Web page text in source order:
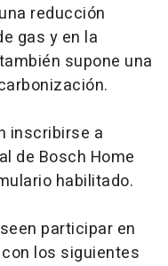
reducción
gas y en la
supone una
inscribirse a
de Bosch Home
habilitado.
participar en
los siguientes